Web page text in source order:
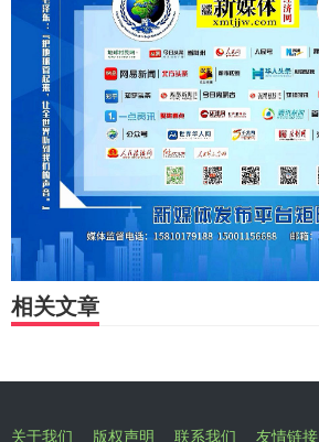
相关文章
关于我们 版权声明 联系我们 友情链接